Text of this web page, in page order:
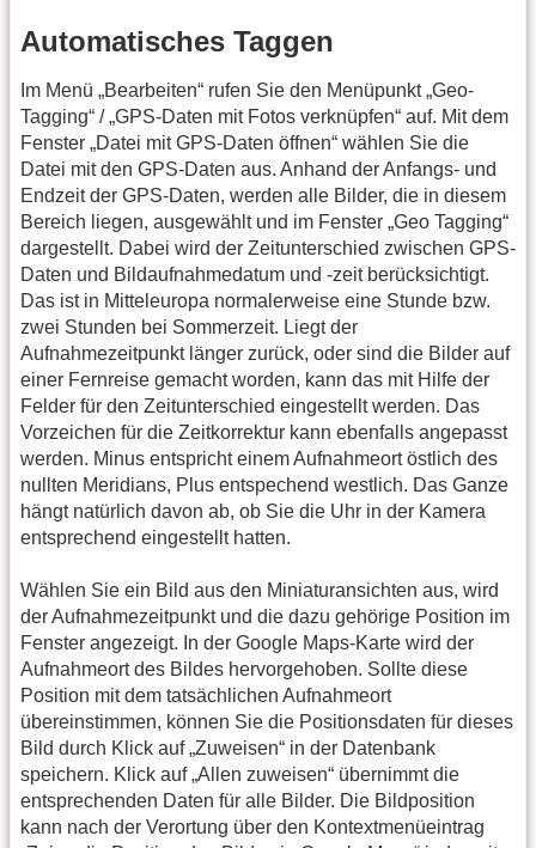
Automatisches Taggen
Im Menü „Bearbeiten“ rufen Sie den Menüpunkt „Geo-
Tagging“ / „GPS-Daten mit Fotos verknüpfen“ auf. Mit dem
Fenster „Datei mit GPS-Daten öffnen“ wählen Sie die
Datei mit den GPS-Daten aus. Anhand der Anfangs- und
Endzeit der GPS-Daten, werden alle Bilder, die in diesem
Bereich liegen, ausgewählt und im Fenster „Geo Tagging“
dargestellt. Dabei wird der Zeitunterschied zwischen GPS-
Daten und Bildaufnahmedatum und -zeit berücksichtigt.
Das ist in Mitteleuropa normalerweise eine Stunde bzw.
zwei Stunden bei Sommerzeit. Liegt der
Aufnahmezeitpunkt länger zurück, oder sind die Bilder auf
einer Fernreise gemacht worden, kann das mit Hilfe der
Felder für den Zeitunterschied eingestellt werden. Das
Vorzeichen für die Zeitkorrektur kann ebenfalls angepasst
werden. Minus entspricht einem Aufnahmeort östlich des
nullten Meridians, Plus entspechend westlich. Das Ganze
hängt natürlich davon ab, ob Sie die Uhr in der Kamera
entsprechend eingestellt hatten.
Wählen Sie ein Bild aus den Miniaturansichten aus, wird
der Aufnahmezeitpunkt und die dazu gehörige Position im
Fenster angezeigt. In der Google Maps-Karte wird der
Aufnahmeort des Bildes hervorgehoben. Sollte diese
Position mit dem tatsächlichen Aufnahmeort
übereinstimmen, können Sie die Positionsdaten für dieses
Bild durch Klick auf „Zuweisen“ in der Datenbank
speichern. Klick auf „Allen zuweisen“ übernimmt die
entsprechenden Daten für alle Bilder. Die Bildposition
kann nach der Verortung über den Kontextmenüeintrag